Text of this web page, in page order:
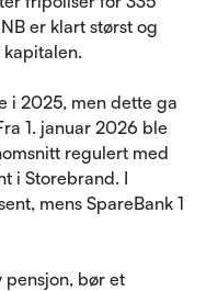
er klart størst og
i 2025, men dette ga
1. januar 2026 ble
regulert med
i Storebrand. I
mens SpareBank 1
bør et